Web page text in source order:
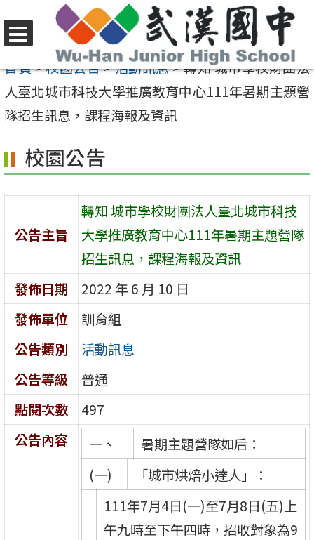
至
要
內
區
選
單
首頁>校園公告>活動訊息>轉知 城市學校財團法
人臺北城市科技大學推廣教育中心111年暑期主題營
隊招生訊息，課程海報及資訊
校園公告
公告主旨
轉知 城市學校財團法人臺北城市科技
大學推廣教育中心111年暑期主題營隊
招生訊息，課程海報及資訊
發佈日期
2022 年 6 月 10 日
發佈單位
訓育組
公告類別
活動訊息
公告等級
普通
點閱次數
497
公告內容
一、
暑期主題營隊如后：
(一)
「城市烘焙小達人」：
111年7月4日(一)至7月8日(五)上
午九時至下午四時，招收對象為9